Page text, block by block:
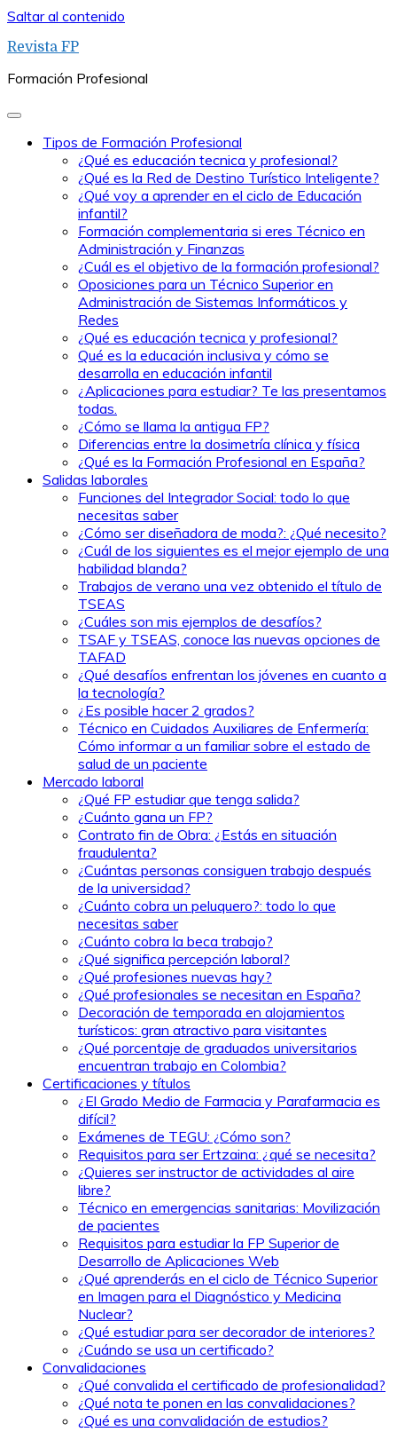
Saltar al contenido
Revista FP
Formación Profesional
Tipos de Formación Profesional
¿Qué es educación tecnica y profesional?
¿Qué es la Red de Destino Turístico Inteligente?
¿Qué voy a aprender en el ciclo de Educación
infantil?
Formación complementaria si eres Técnico en
Administración y Finanzas
¿Cuál es el objetivo de la formación profesional?
Oposiciones para un Técnico Superior en
Administración de Sistemas Informáticos y
Redes
¿Qué es educación tecnica y profesional?
Qué es la educación inclusiva y cómo se
desarrolla en educación infantil
¿Aplicaciones para estudiar? Te las presentamos
todas.
¿Cómo se llama la antigua FP?
Diferencias entre la dosimetría clínica y física
¿Qué es la Formación Profesional en España?
Salidas laborales
Funciones del Integrador Social: todo lo que
necesitas saber
¿Cómo ser diseñadora de moda?: ¿Qué necesito?
¿Cuál de los siguientes es el mejor ejemplo de una
habilidad blanda?
Trabajos de verano una vez obtenido el título de
TSEAS
¿Cuáles son mis ejemplos de desafíos?
TSAF y TSEAS, conoce las nuevas opciones de
TAFAD
¿Qué desafíos enfrentan los jóvenes en cuanto a
la tecnología?
¿Es posible hacer 2 grados?
Técnico en Cuidados Auxiliares de Enfermería:
Cómo informar a un familiar sobre el estado de
salud de un paciente
Mercado laboral
¿Qué FP estudiar que tenga salida?
¿Cuánto gana un FP?
Contrato fin de Obra: ¿Estás en situación
fraudulenta?
¿Cuántas personas consiguen trabajo después
de la universidad?
¿Cuánto cobra un peluquero?: todo lo que
necesitas saber
¿Cuánto cobra la beca trabajo?
¿Qué significa percepción laboral?
¿Qué profesiones nuevas hay?
¿Qué profesionales se necesitan en España?
Decoración de temporada en alojamientos
turísticos: gran atractivo para visitantes
¿Qué porcentaje de graduados universitarios
encuentran trabajo en Colombia?
Certificaciones y títulos
¿El Grado Medio de Farmacia y Parafarmacia es
difícil?
Exámenes de TEGU: ¿Cómo son?
Requisitos para ser Ertzaina: ¿qué se necesita?
¿Quieres ser instructor de actividades al aire
libre?
Técnico en emergencias sanitarias: Movilización
de pacientes
Requisitos para estudiar la FP Superior de
Desarrollo de Aplicaciones Web
¿Qué aprenderás en el ciclo de Técnico Superior
en Imagen para el Diagnóstico y Medicina
Nuclear?
¿Qué estudiar para ser decorador de interiores?
¿Cuándo se usa un certificado?
Convalidaciones
¿Qué convalida el certificado de profesionalidad?
¿Qué nota te ponen en las convalidaciones?
¿Qué es una convalidación de estudios?